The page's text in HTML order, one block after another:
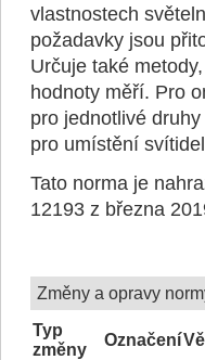
vlastnostech
požadavky jsou
Určuje také
hodnoty měří. Pro
pro jednotlivé
pro umístění
Tato norma je
12193 z března
Změny a opravy
Typ
změny
Označení